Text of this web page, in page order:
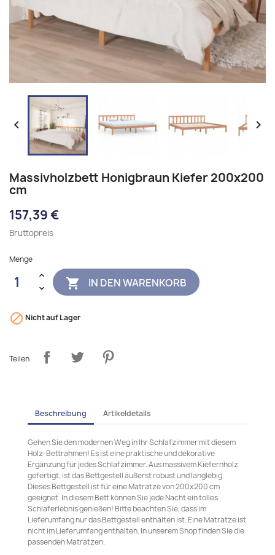
 
Massivholzbett Honigbraun Kiefer 200x200
cm
157,39 €
Bruttopreis
Menge
 IN DEN WARENKORB
 Nicht auf Lager
Teilen
Beschreibung Artikeldetails
Gehen Sie den modernen Weg in Ihr Schlafzimmer mit diesem
Holz-Bettrahmen! Es ist eine praktische und dekorative
Ergänzung für jedes Schlafzimmer. Aus massivem Kiefernholz
gefertigt, ist das Bettgestell äußerst robust und langlebig.
Dieses Bettgestell ist für eine Matratze von 200x200 cm
geeignet. In diesem Bett können Sie jede Nacht ein tolles
Schlaferlebnis genießen! Bitte beachten Sie, dass im
Lieferumfang nur das Bettgestell enthalten ist. Eine Matratze ist
nicht im Lieferumfang enthalten. In unserem Shop finden Sie die
passenden Matratzen.